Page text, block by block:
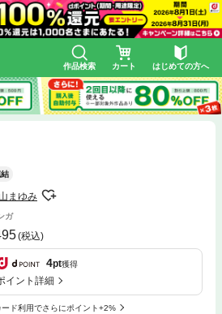
作品検索 カート はじめての方へ
まゆみ
ガ
(税込)
4pt獲得
イント詳細
ード利用でさらにポイント+2%